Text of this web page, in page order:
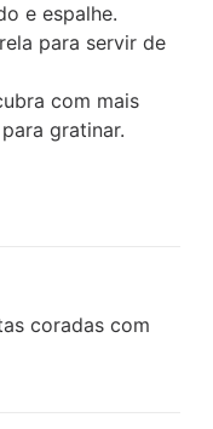
e espalhe.
para servir de
com mais
gratinar.
coradas com